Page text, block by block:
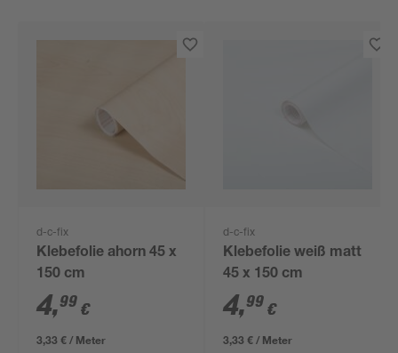
d-c-fix
Klebefolie ahorn 45 x
150 cm
4,99 €
3,33 € / Meter
d-c-fix
Klebefolie weiß matt
45 x 150 cm
4,99 €
3,33 € / Meter